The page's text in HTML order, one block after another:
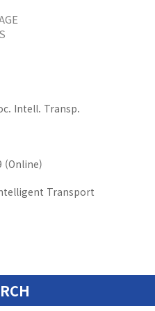
Intell. Transp.
(Online)
Transport